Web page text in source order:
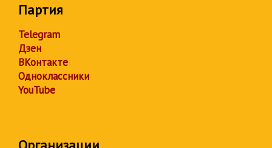
Партия
Telegram
Дзен
ВКонтакте
Одноклассники
YouTube